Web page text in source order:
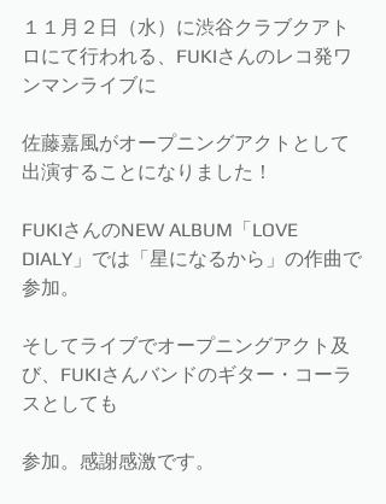
１１月２日（水）に渋谷クラブクアト
ロにて行われる、FUKIさんのレコ発ワ
ンマンライブに
佐藤嘉風がオープニングアクトとして
出演することになりました！
FUKIさんのNEW ALBUM「LOVE
DIALY」では「星になるから」の作曲で
参加。
そしてライブでオープニングアクト及
び、FUKIさんバンドのギター・コーラ
スとしても
参加。感謝感激です。